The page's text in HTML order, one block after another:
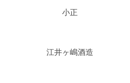
小正
江井ヶ嶋酒造